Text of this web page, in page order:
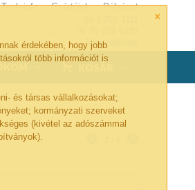
×
érdekében, hogy jobb
több információt is
és társas vállalkozásokat;
kormányzati szerveket
(kivétel az adószámmal
Tech-info Gyártóink Pályázat
Visszahívás
0